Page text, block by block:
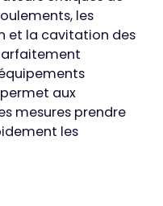
les
et la cavitation des
aux
mesures prendre
les